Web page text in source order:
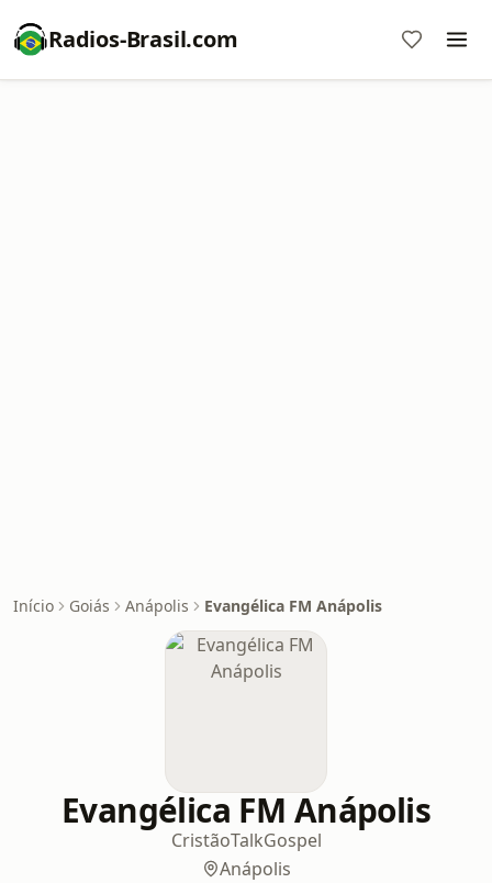
Radios-Brasil.com
Início Goiás Anápolis Evangélica FM Anápolis
Evangélica FM Anápolis
CristãoTalkGospel
Anápolis